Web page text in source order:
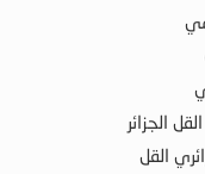
الجزائر
القل